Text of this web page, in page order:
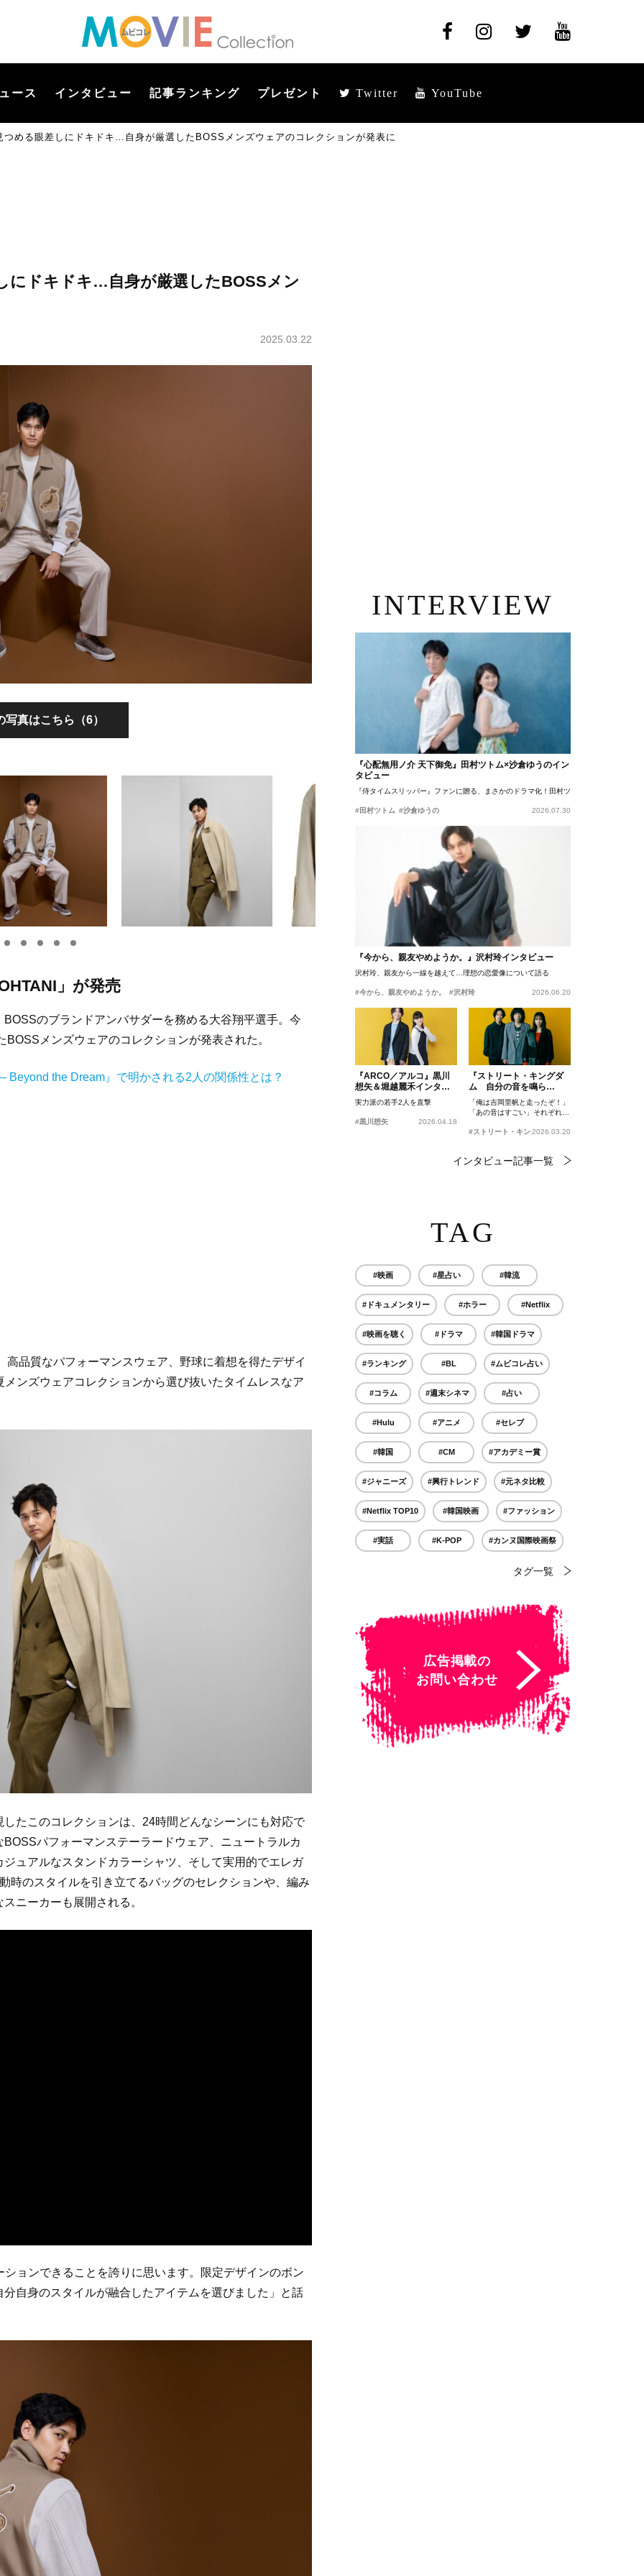
ース インタビュー 記事ランキング プレゼント Twitter YouTube
つめる眼差しにドキドキ…自身が厳選したBOSSメンズウェアのコレクションが発表に
にドキドキ…自身が厳選したBOSSメン
2025.03.22
写真はこちら（6）
」が発売
BOSSのブランドアンバサダーを務める大谷翔平選手。今
BOSS メンズウェアのコレクションが発表された。
Beyond the Dream 』で明かされる2 人の関係性とは？
高品質なパフォーマンスウェア、野球に着想を得たデザイ
メンズウェアコレクションから選び抜いたタイムレスなア
たこのコレクションは、 24時間どんなシーンにも対応で
BOSSパフォーマンステーラードウェア、ニュートラルカ
ュアルなスタンドカラーシャツ、そして実用的でエレガ
時のスタイルを引き立てるバッグのセレクションや、編み
ニーカーも展開される。
ョンできることを誇りに思います。限定デザインのボン
自身のスタイルが融合したアイテムを選びました」と話
INTERVIEW
『心配無用ノ介 天下御免』田村ツトム×沙倉ゆうのイン
タビュー
『侍タイムスリッパー』ファンに贈る、まさかのドラマ化！田村ツトム×沙倉ゆうのが語
#田村ツトム #沙倉ゆうの 2026.07.30
『今から、親友やめようか。』沢村玲インタビュー
沢村玲、親友から一線を越えて…理想の恋愛像について語る
#今から、親友やめようか。 #沢村玲 2026.06.20
『ARCO／アルコ』黒川
想矢＆堀越麗禾インタビ
ュー
実力派の若手2人を直撃
#黒川想矢 2026.04.18
『ストリート・キングダ
ム 自分の音を鳴ら
せ。』峯田和伸、若葉竜
也、吉岡里帆インタビュ
ー
「俺は吉岡里帆と走ったぞ！」
「あの音はすごい」それぞれの
#ストリート・キングダム 自分の音を鳴らせ。
2026.03.20
インタビュー記事一覧
TAG
#映画 #星占い #韓流
#ドキュメンタリー #ホラー #Netflix
#映画を聴く #ドラマ #韓国ドラマ
#ランキング #BL #ムビコレ占い
#コラム #週末シネマ #占い
#Hulu #アニメ #セレブ
#韓国 #CM #アカデミー賞
#ジャニーズ #興行トレンド #元ネタ比較
#Netflix TOP10 #韓国映画 #ファッション
#実話 #K-POP #カンヌ国際映画祭
タグ一覧
広告掲載の
お問い合わせ